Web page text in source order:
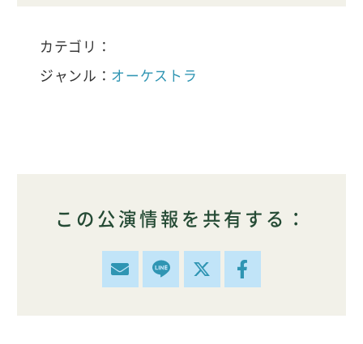
カテゴリ：
ジャンル： オーケストラ
この公演情報を共有する：